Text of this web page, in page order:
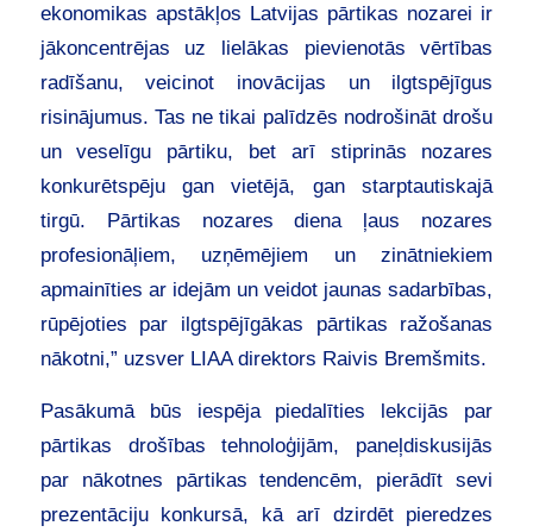
ekonomikas apstākļos Latvijas pārtikas nozarei ir
jākoncentrējas uz lielākas pievienotās vērtības
radīšanu, veicinot inovācijas un ilgtspējīgus
risinājumus. Tas ne tikai palīdzēs nodrošināt drošu
un veselīgu pārtiku, bet arī stiprinās nozares
konkurētspēju gan vietējā, gan starptautiskajā
tirgū. Pārtikas nozares diena ļaus nozares
profesionāļiem, uzņēmējiem un zinātniekiem
apmainīties ar idejām un veidot jaunas sadarbības,
rūpējoties par ilgtspējīgākas pārtikas ražošanas
nākotni,” uzsver LIAA direktors Raivis Bremšmits.
Pasākumā būs iespēja piedalīties lekcijās par
pārtikas drošības tehnoloģijām, paneļdiskusijās
par nākotnes pārtikas tendencēm, pierādīt sevi
prezentāciju konkursā, kā arī dzirdēt pieredzes